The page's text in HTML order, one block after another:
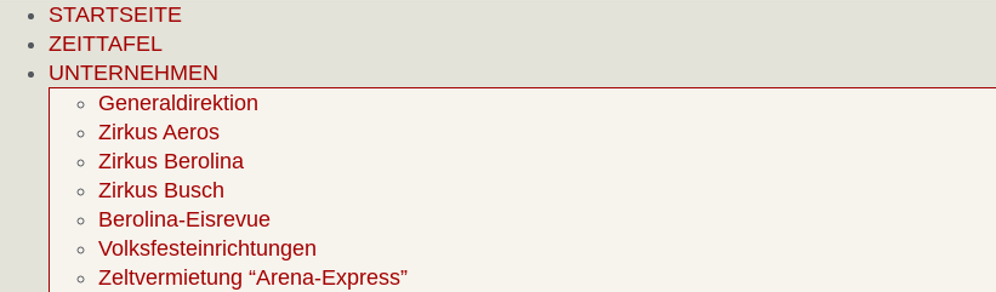
STARTSEITE
ZEITTAFEL
UNTERNEHMEN
Generaldirektion
Zirkus Aeros
Zirkus Berolina
Zirkus Busch
Berolina-Eisrevue
Volksfesteinrichtungen
Zeltvermietung “Arena-Express”